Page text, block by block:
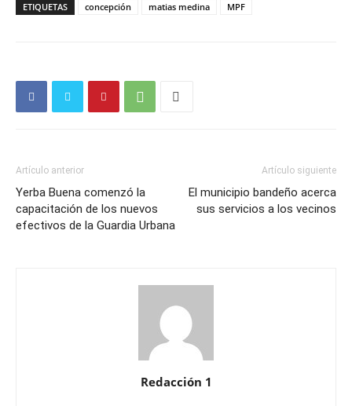
ETIQUETAS concepción matias medina MPF
Artículo anterior
Yerba Buena comenzó la
capacitación de los nuevos
efectivos de la Guardia Urbana
Artículo siguiente
El municipio bandeño acerca
sus servicios a los vecinos
Redacción 1